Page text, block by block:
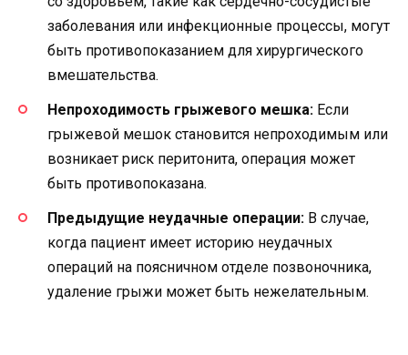
заболевания или инфекционные процессы, могут
быть противопоказанием для хирургического
вмешательства.
Непроходимость грыжевого мешка: Если
грыжевой мешок становится непроходимым или
возникает риск перитонита, операция может
быть противопоказана.
Предыдущие неудачные операции: В случае,
когда пациент имеет историю неудачных
операций на поясничном отделе позвоночника,
удаление грыжи может быть нежелательным.